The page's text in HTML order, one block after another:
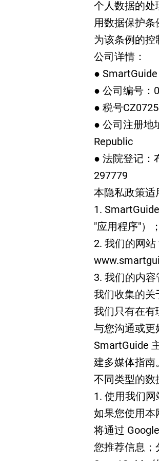
个人数据的处
用数据保护
为该条例的控
公司详情：
● SmartGuide
● 公司编号：
● 税号
● 公司注册地
Republic
● 法院登记：
297779
本隐私政策适
1.
"应用程序"）；
2. 我们的网站
3. 我们的内容
我们收集的关
我们只有在有
与您沟通或更
SmartGuide
建多媒体指南
不同类型的数
1. 使用我们
如果您使用本
将通过
您推荐信息；